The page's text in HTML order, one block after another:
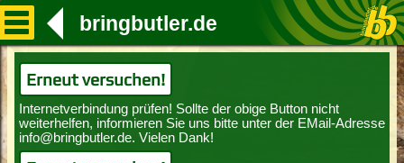
bringbutler.de
Erneut versuchen!